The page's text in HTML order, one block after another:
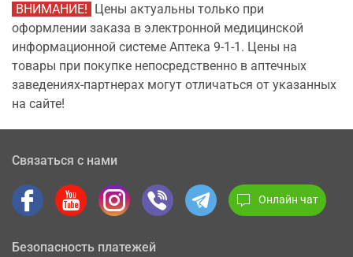
ВНИМАНИЕ! Цены актуальны только при
оформлении заказа в электронной медицинской
информационной системе Аптека 9-1-1. Цены на
товары при покупке непосредственно в аптечных
заведениях-партнерах могут отличаться от указанных
на сайте!
Связаться с нами
Онлайн чат
Безопасность платежей